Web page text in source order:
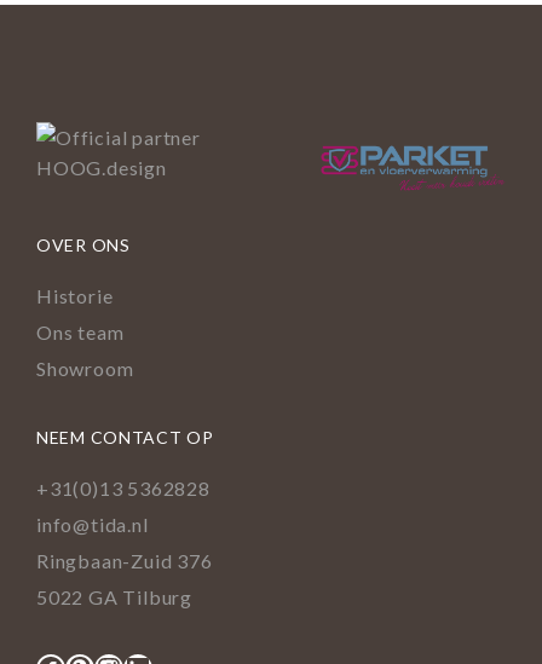
OVER ONS
Historie
Ons team
Showroom
NEEM CONTACT OP
+31(0)13 5362828
info@tida.nl
Ringbaan-Zuid 376
5022 GA Tilburg